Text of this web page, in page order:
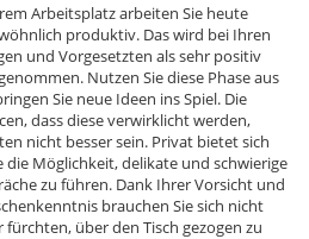
Arbeitsplatz arbeiten Sie heute
produktiv. Das wird bei Ihren
und Vorgesetzten als sehr positiv
Nutzen Sie diese Phase aus
Sie neue Ideen ins Spiel. Die
dass diese verwirklicht werden,
nicht besser sein. Privat bietet sich
die Möglichkeit, delikate und schwierige
zu führen. Dank Ihrer Vorsicht und
brauchen Sie sich nicht
fürchten, über den Tisch gezogen zu